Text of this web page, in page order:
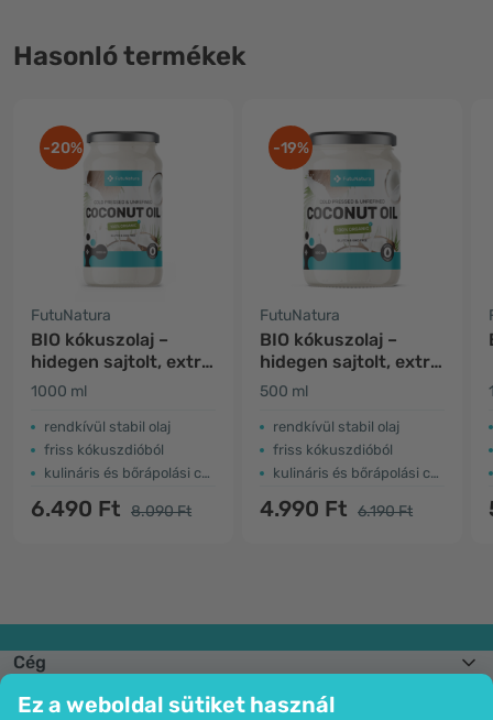
Ez a weboldal sütiket használ
Hasonló termékek
-20%
FutuNatura
BIO kókuszolaj –
hidegen sajtolt, extra
szűz
1000 ml
rendkívül stabil olaj
friss kókuszdióból
kulináris és bőrápolási célokra
6.490 Ft 8.090 Ft
-19%
FutuNatura
BIO kókuszolaj –
hidegen sajtolt, extra
szűz
500 ml
rendkívül stabil olaj
friss kókuszdióból
kulináris és bőrápolási célokra
4.990 Ft 6.190 Ft
Cég
Csatlakozzon hozzánk